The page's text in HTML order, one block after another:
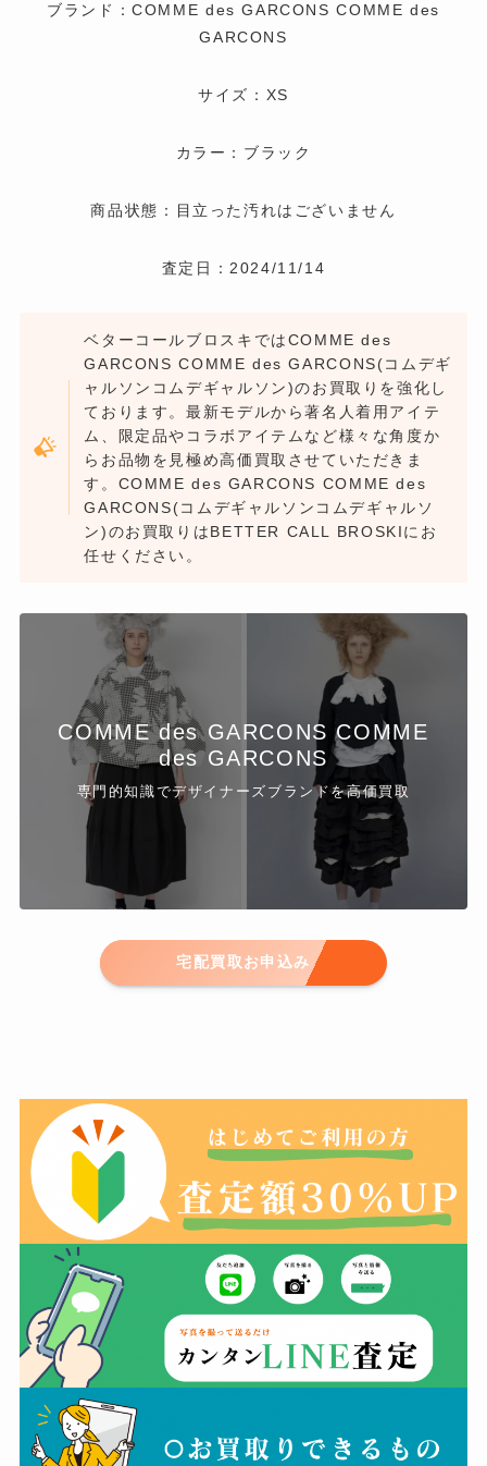
ブランド：COMME des GARCONS COMME des
GARCONS
サイズ：XS
カラー：ブラック
商品状態：目立った汚れはございません
査定日：2024/11/14
ベターコールブロスキではCOMME des
GARCONS COMME des GARCONS(コムデギ
ャルソンコムデギャルソン)のお買取りを強化し
ております。最新モデルから著名人着用アイテ
ム、限定品やコラボアイテムなど様々な角度か
らお品物を見極め高価買取させていただきま
す。COMME des GARCONS COMME des
GARCONS(コムデギャルソンコムデギャルソ
ン)のお買取りはBETTER CALL BROSKIにお
任せください。
COMME des GARCONS COMME
des GARCONS
専門的知識でデザイナーズブランドを高価買取
宅配買取お申込み